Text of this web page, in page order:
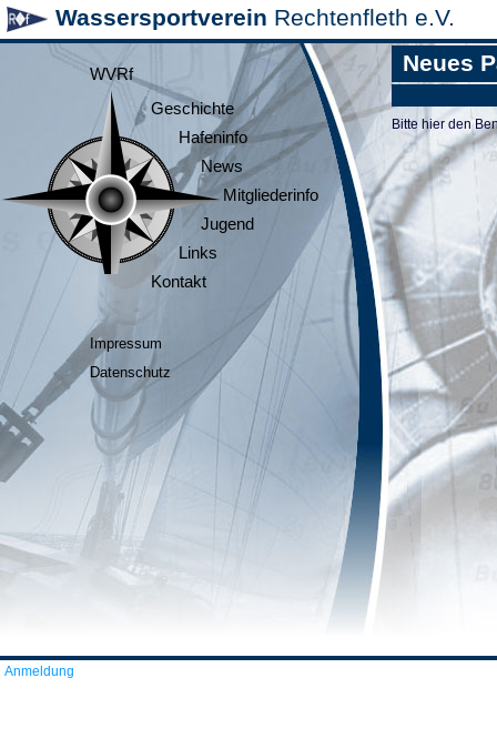
Wassersportverein Rechtenfleth e.V.
WVRf
Geschichte
Hafeninfo
News
Mitgliederinfo
Jugend
Links
Kontakt
Impressum
Datenschutz
Neues
Bitte hier den
Anmeldung